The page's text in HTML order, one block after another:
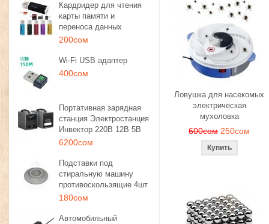
Кардридер для чтения
карты памяти и
переноса данных
200сом
Wi-Fi USB адаптер
400сом
Портативная зарядная
станция Электростанция
Инвектор 220В 12В 5В
6200сом
Подставки под
стиральную машину
противоскользящие 4шт
180сом
Автомобильный
Ловушка для насекомых
электрическая
мухоловка
600сом 250сом